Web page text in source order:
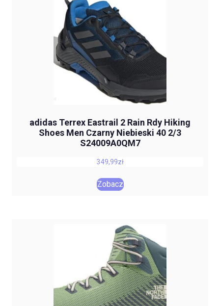
adidas Terrex Eastrail 2 Rain Rdy Hiking
Shoes Men Czarny Niebieski 40 2/3
S24009A0QM7
349,99zł
Zobacz